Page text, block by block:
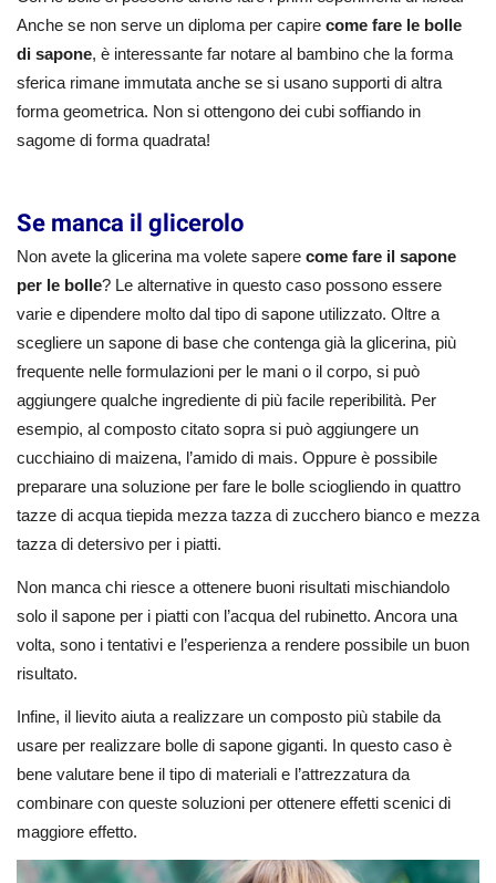
Anche se non serve un diploma per capire come fare le bolle
di sapone, è interessante far notare al bambino che la forma
sferica rimane immutata anche se si usano supporti di altra
forma geometrica. Non si ottengono dei cubi soffiando in
sagome di forma quadrata!
Se manca il glicerolo
Non avete la glicerina ma volete sapere come fare il sapone
per le bolle? Le alternative in questo caso possono essere
varie e dipendere molto dal tipo di sapone utilizzato. Oltre a
scegliere un sapone di base che contenga già la glicerina, più
frequente nelle formulazioni per le mani o il corpo, si può
aggiungere qualche ingrediente di più facile reperibilità. Per
esempio, al composto citato sopra si può aggiungere un
cucchiaino di maizena, l’amido di mais. Oppure è possibile
preparare una soluzione per fare le bolle sciogliendo in quattro
tazze di acqua tiepida mezza tazza di zucchero bianco e mezza
tazza di detersivo per i piatti.
Non manca chi riesce a ottenere buoni risultati mischiandolo
solo il sapone per i piatti con l’acqua del rubinetto. Ancora una
volta, sono i tentativi e l’esperienza a rendere possibile un buon
risultato.
Infine, il lievito aiuta a realizzare un composto più stabile da
usare per realizzare bolle di sapone giganti. In questo caso è
bene valutare bene il tipo di materiali e l’attrezzatura da
combinare con queste soluzioni per ottenere effetti scenici di
maggiore effetto.